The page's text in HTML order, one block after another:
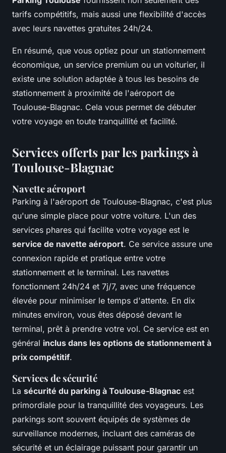
tarifs compétitifs, mais aussi une flexibilité d'accès
avec leurs navettes gratuites 24h/24.
En résumé, que vous optiez pour un stationnement
économique, un service premium ou un voiturier, il
existe une solution adaptée à tous les besoins de
stationnement à proximité de l'aéroport de
Toulouse-Blagnac. Cela vous permet de débuter
votre voyage en toute tranquillité et facilité.
Services offerts par les parkings à
Toulouse-Blagnac
Navette aéroport
Parking à l'aéroport de Toulouse-Blagnac, c'est plus
qu'une simple place pour votre voiture. L'un des
services phares qui facilite votre voyage est le
service de navette aéroport. Ce service assure une
connexion rapide et pratique entre votre
stationnement et le terminal. Les navettes
fonctionnent 24h/24 et 7j/7, avec une fréquence
élevée pour minimiser le temps d'attente. En dix
minutes environ, vous êtes déposé devant le
terminal, prêt à prendre votre vol. Ce service est en
général inclus dans les options de stationnement à
prix compétitif.
Services de sécurité
La sécurité du parking à Toulouse-Blagnac est
primordiale pour la tranquillité des voyageurs. Les
parkings sont souvent équipés de systèmes de
surveillance modernes, incluant des caméras de
sécurité et un éclairage puissant pour garantir un